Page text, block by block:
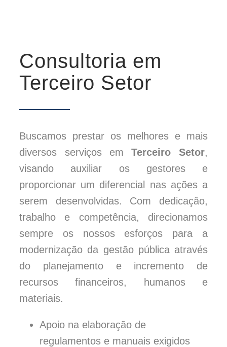
Consultoria em
Terceiro Setor
Buscamos prestar os melhores e mais
diversos serviços emTerceiro Setor,
visando auxiliar os gestores e
proporcionar um diferencial nas ações a
serem desenvolvidas. Com dedicação,
trabalho e competência, direcionamos
sempre os nossos esforços para a
modernização da gestão pública através
do planejamento e incremento de
recursos financeiros, humanos e
materiais.
Apoio na elaboração de
regulamentos e manuais exigidos